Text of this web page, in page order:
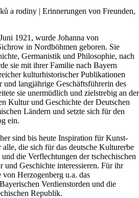
a rodiny | Erinnerungen von Freunden,
1921, wurde Johanna von
in Nordböhmen geboren. Sie
Germanistik und Philosophie, nach
sie mit ihrer Familie nach Bayern
kulturhistorischer Publikationen
und langjährige Geschäftsführerin des
sie unermüdlich und zielstrebig an der
Kultur und Geschichte der Deutschen
Ländern und setzte sich für den
ein.
sind bis heute Inspiration für Kunst-
die sich für das deutsche Kulturerbe
die Verflechtungen der tschechischen
und Geschichte interessieren. Für ihr
von Herzogenberg u.a. das
Verdienstorden und die
Republik.